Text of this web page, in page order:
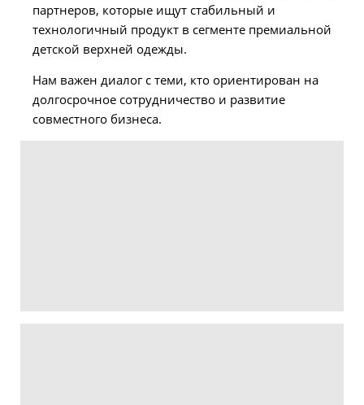
партнеров, которые ищут стабильный и
технологичный продукт в сегменте премиальной
детской верхней одежды.
Нам важен диалог с теми, кто ориентирован на
долгосрочное сотрудничество и развитие
совместного бизнеса.